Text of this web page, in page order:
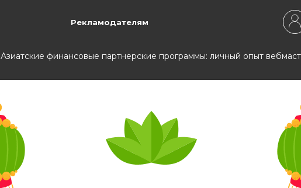
Рекламодателям
Азиатские финансовые партнерские программы: личный опыт